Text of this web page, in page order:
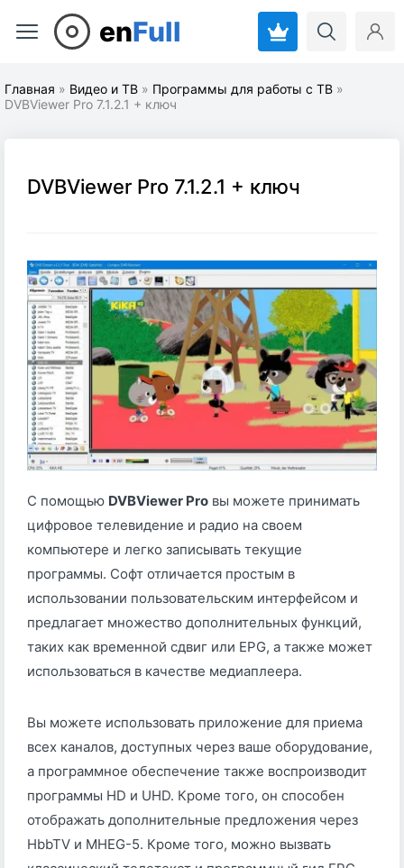
enFull
Главная » Видео и ТВ » Программы для работы с ТВ »
DVBViewer Pro 7.1.2.1 + ключ
DVBViewer Pro 7.1.2.1 + ключ
С помощью DVBViewer Pro вы можете принимать
цифровое телевидение и радио на своем
компьютере и легко записывать текущие
программы. Софт отличается простым в
использовании пользовательским интерфейсом и
предлагает множество дополнительных функций,
таких как временной сдвиг или EPG, а также может
использоваться в качестве медиаплеера.
Вы можете использовать приложение для приема
всех каналов, доступных через ваше оборудование,
а программное обеспечение также воспроизводит
программы HD и UHD. Кроме того, он способен
отображать дополнительные предложения через
HbbTV и MHEG-5. Кроме того, можно вызвать